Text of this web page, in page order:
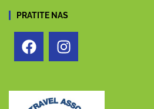
PRATITE NAS